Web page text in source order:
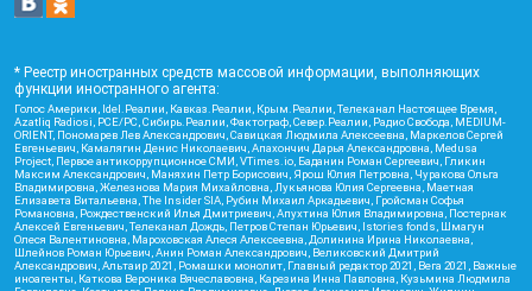
* Реестр иностранных средств массовой информации, выполняющих
функции иностранного агента:
Голос Америки, Idel.Реалии, Кавказ.Реалии, Крым.Реалии, Телеканал Настоящее Время,
Azatliq Radiosi, PCE/PC, Сибирь.Реалии, Фактограф, Север.Реалии, Радио Свобода, MEDIUM-
ORIENT, Пономарев Лев Александрович, Савицкая Людмила Алексеевна, Маркелов Сергей
Евгеньевич, Камалягин Денис Николаевич, Апахончич Дарья Александровна, Medusa
Project, Первое антикоррупционное СМИ, VTimes.io, Баданин Роман Сергеевич, Гликин
Максим Александрович, Маняхин Петр Борисович, Ярош Юлия Петровна, Чуракова Ольга
Владимировна, Железнова Мария Михайловна, Лукьянова Юлия Сергеевна, Маетная
Елизавета Витальевна, The Insider SIA, Рубин Михаил Аркадьевич, Гройсман Софья
Романовна, Рождественский Илья Дмитриевич, Апухтина Юлия Владимировна, Постернак
Алексей Евгеньевич, Телеканал Дождь, Петров Степан Юрьевич, Istories fonds, Шмагун
Олеся Валентиновна, Мароховская Алеся Алексеевна, Долинина Ирина Николаевна,
Шлейнов Роман Юрьевич, Анин Роман Александрович, Великовский Дмитрий
Александрович, Альтаир 2021, Ромашки монолит, Главный редактор 2021, Вега 2021, Важные
иноагенты, Каткова Вероника Вячеславовна, Карезина Инна Павловна, Кузьмина Людмила